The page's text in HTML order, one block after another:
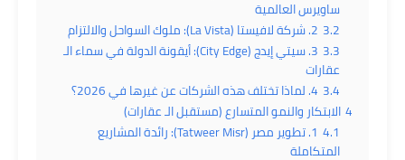
ساويرس العالمية
3.2 2. شركة لافيستا (La Vista): ملوك السواحل والالتزام
3.3
3. سيتي إيدج (City Edge): أيقونة الدولة في سماء الـ
عقارات
3.4 4. لماذا تختلف هذه الشركات عن غيرها في 2026؟
4الابتكار والنمو المتسارع (مستقبل الـ عقارات)
4.1
1. تطوير مصر (Tatweer Misr): رائدة المشاريع
المتكاملة